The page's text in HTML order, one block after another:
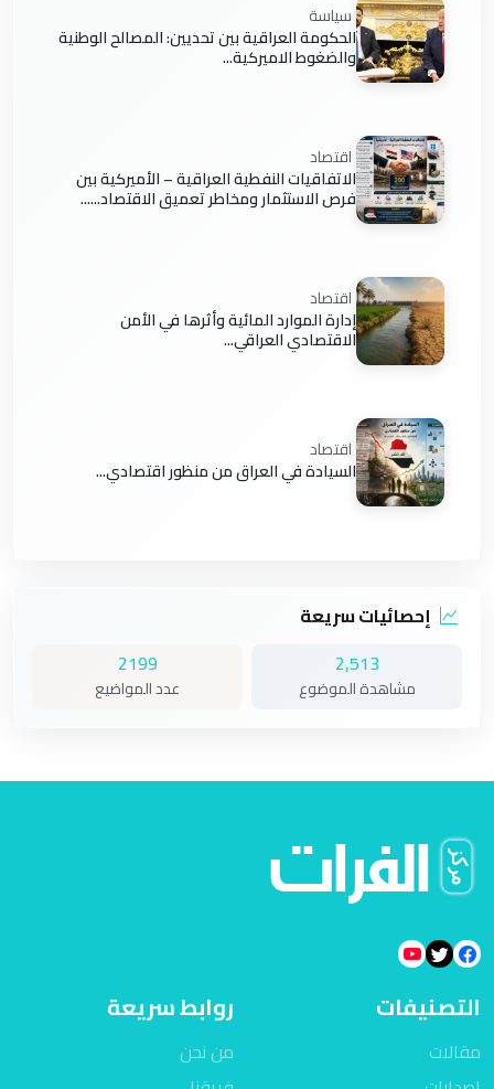
سياسة
الحكومة العراقية بين تحديين: المصالح الوطنية
والضغوط الاميركية...
اقتصاد
الاتفاقيات النفطية العراقية – الأميركية بين
فرص الاستثمار ومخاطر تعميق الاقتصاد......
اقتصاد
إدارة الموارد المائية وأثرها في الأمن
الاقتصادي العراقي...
اقتصاد
السيادة في العراق من منظور اقتصادي...
إحصائيات سريعة
2,513
مشاهدة الموضوع
2199
عدد المواضيع
التصنيفات
مقالات
روابط سريعة
من نحن